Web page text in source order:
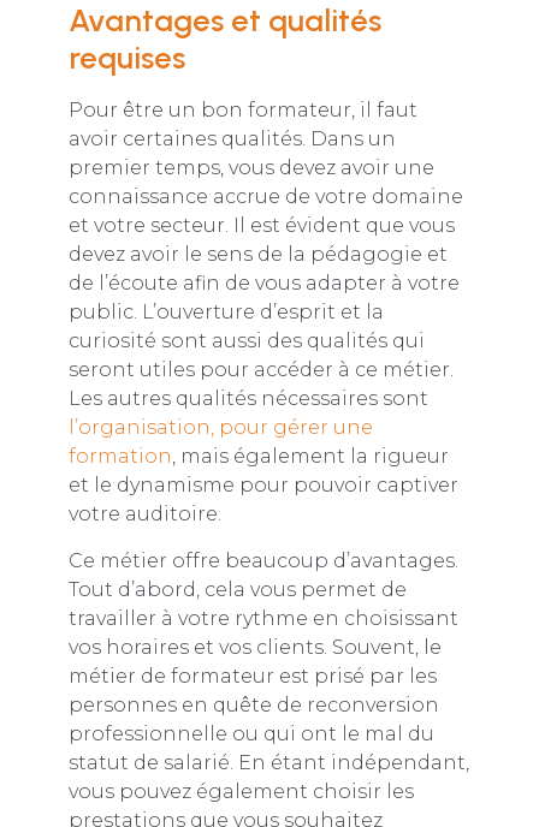
Avantages et qualités
requises
Pour être un bon formateur, il faut
avoir certaines qualités. Dans un
premier temps, vous devez avoir une
connaissance accrue de votre domaine
et votre secteur. Il est évident que vous
devez avoir le sens de la pédagogie et
de l’écoute afin de vous adapter à votre
public. L’ouverture d’esprit et la
curiosité sont aussi des qualités qui
seront utiles pour accéder à ce métier.
Les autres qualités nécessaires sont
l’organisation, pour gérer une
formation, mais également la rigueur
et le dynamisme pour pouvoir captiver
votre auditoire.
Ce métier offre beaucoup d’avantages.
Tout d’abord, cela vous permet de
travailler à votre rythme en choisissant
vos horaires et vos clients. Souvent, le
métier de formateur est prisé par les
personnes en quête de reconversion
professionnelle ou qui ont le mal du
statut de salarié. En étant indépendant,
vous pouvez également choisir les
prestations que vous souhaitez